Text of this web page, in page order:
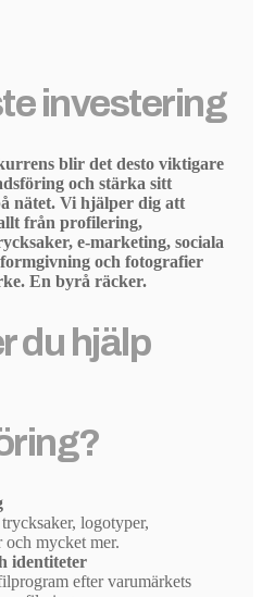
investering
blir det desto viktigare
och stärka sitt
nätet. Vi hjälper dig att
från profilering,
e-marketing, sociala
och fotografier
En byrå räcker.
du hjälp
logotyper,
mycket mer.
identiteter
efter varumärkets